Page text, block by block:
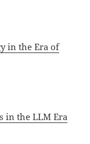
in the Era of
in the LLM Era